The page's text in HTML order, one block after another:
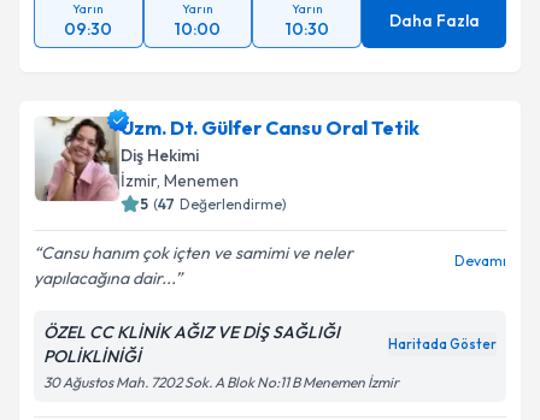
Yarın
09:30
Yarın
10:00
Yarın
10:30 Daha Fazla
Uzm. Dt. Gülfer Cansu Oral Tetik
Diş Hekimi
İzmir, Menemen
5 (47 Değerlendirme)
Cansu hanım çok içten ve samimi ve neler
yapılacağına dair...
Devamı
ÖZEL CC KLİNİK AĞIZ VE DİŞ SAĞLIĞI
POLİKLİNİĞİ
Haritada Göster
30 Ağustos Mah. 7202 Sok. A Blok No:11 B Menemen İzmir